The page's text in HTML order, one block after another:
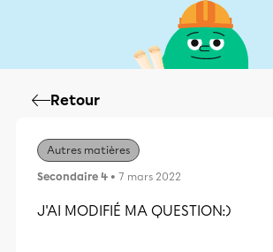
Retour
Autres matières
Secondaire 4 • 7 mars 2022
J'AI MODIFIÉ MA QUESTION:)